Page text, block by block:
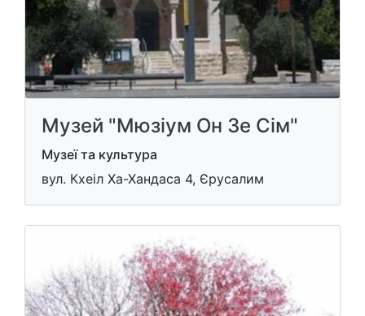
Музей "Мюзіум Он Зе Сім"
Музеї та культура
вул. Кхеіл Ха-Хандаса 4, Єрусалим